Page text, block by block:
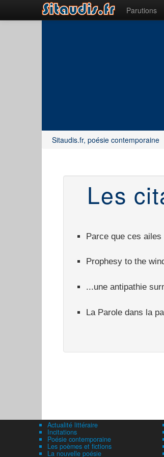
Parutions
Sitaudis.fr, poésie contemporaine
Les
Parce que ces
Prophesy to the
...une antipathie
La Parole dans la
Actualité littéraire
Incitations
Poésie contemporaine
Les poèmes et fictions
La nouvelle poésie